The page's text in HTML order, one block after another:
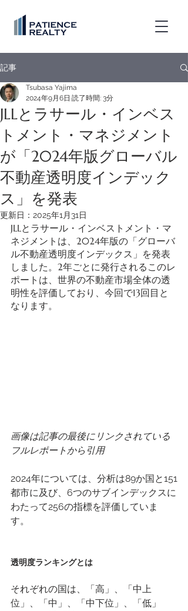
記事
JLLとラサール・インベス
トメント・マネジメント
が「2024年版グローバル
不動産透明度インデック
ス」を発表
Tsubasa Yajima
2024年9月6日 読了時間: 3分
更新日： 2025年1月31日
JLLとラサール・インベストメント・マ
ネジメントは、2024年版の「グローバ
ル不動産透明度インデックス」を発表
しました。2年ごとに発行されるこのレ
ポートは、世界の不動産市場全体の透
明性を評価しており、今回で13回目と
なります。
画像は記事の最後にリンクされている
フルレポートから引用
2024年については、分析は89か国と151
都市に及び、6つのサブインデックスに
わたって256の指標を評価していま
す。
透明度ランキングとは
それぞれの国は、「高」、「中上
位」、「中」、「中下位」、「低」